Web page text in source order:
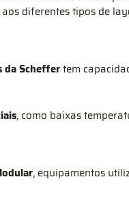
diferentes tipos de
da Scheffertem
, como baixas
, equipamentos